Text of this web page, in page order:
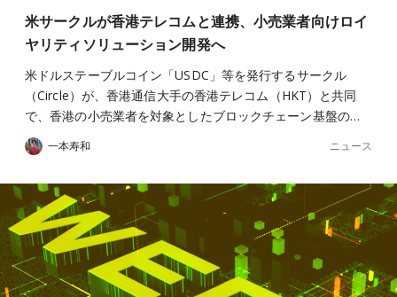
米サークルが香港テレコムと連携、小売業者向けロイ
ヤリティソリューション開発へ
米ドルステーブルコイン「USDC」等を発行するサークル
（Circle）が、香港通信大手の香港テレコム（HKT）と共同
で、香港の小売業者を対象としたブロックチェーン基盤の…
一本寿和 ニュース